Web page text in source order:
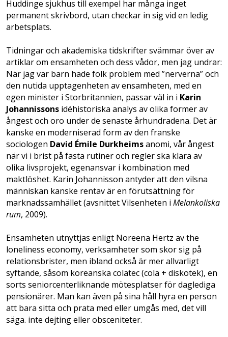
Huddinge sjukhus till exempel har många inget
permanent skrivbord, utan checkar in sig vid en ledig
arbetsplats.
Tidningar och akademiska tidskrifter svämmar över av
artiklar om ensamheten och dess vådor, men jag undrar:
När jag var barn hade folk problem med ”nerverna” och
den nutida upptagenheten av ensamheten, med en
egen minister i Storbritannien, passar väl in i Karin
Johannissons idéhistoriska analys av olika former av
ångest och oro under de senaste århundradena. Det är
kanske en moderniserad form av den franske
sociologen David Émile Durkheimsanomi, vår ångest
när vi i brist på fasta rutiner och regler ska klara av
olika livsprojekt, egenansvar i kombination med
maktlöshet. Karin Johannisson antyder att den vilsna
människan kanske rentav är en förutsättning för
marknadssamhället (avsnittet Vilsenheten i Melankoliska
rum, 2009).
Ensamheten utnyttjas enligt Noreena Hertz av the
loneliness economy, verksamheter som skor sig på
relationsbrister, men ibland också är mer allvarligt
syftande, såsom koreanska colatec (cola + diskotek), en
sorts seniorcenterliknande mötesplatser för daglediga
pensionärer. Man kan även på sina håll hyra en person
att bara sitta och prata med eller umgås med, det vill
säga. inte dejting eller obsceniteter.